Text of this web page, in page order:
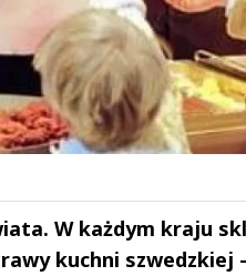
W każdym kraju
kuchni szwedzkiej